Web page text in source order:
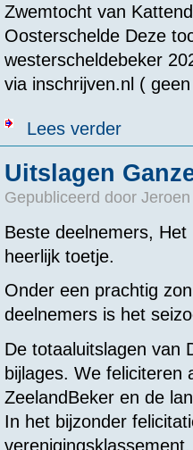
Zwemtocht van
Oosterschelde Deze
westerscheldebeker
via inschrijven.nl (
Lees verderover
Uitslagen
Gepubliceerd door
Beste deelnemers,
heerlijk toetje.
Onder een prachtig
deelnemers is het
De totaaluitslagen van
bijlages. We feliciteren
ZeelandBeker en de
In het bijzonder
verenigingsklassement.